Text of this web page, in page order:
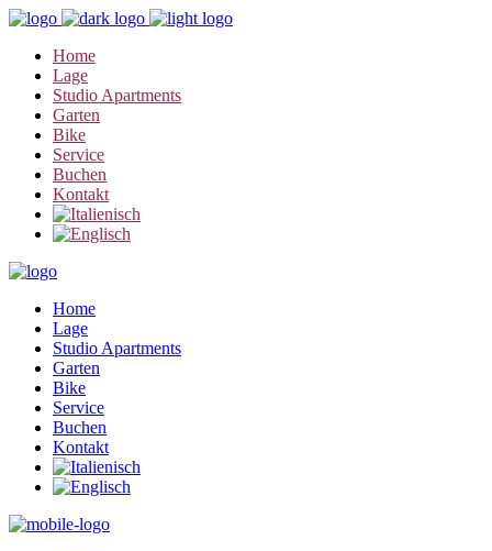
Home
Lage
Studio Apartments
Garten
Bike
Service
Buchen
Kontakt
Home
Lage
Studio Apartments
Garten
Bike
Service
Buchen
Kontakt